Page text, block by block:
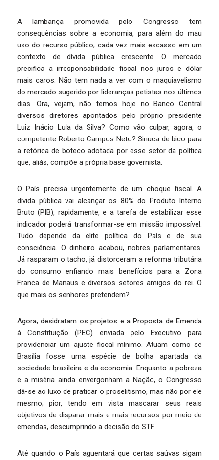
A lambança promovida pelo Congresso tem
consequências sobre a economia, para além do mau
uso do recurso público, cada vez mais escasso em um
contexto de dívida pública crescente. O mercado
precifica a irresponsabilidade fiscal nos juros e dólar
mais caros. Não tem nada a ver com o maquiavelismo
do mercado sugerido por lideranças petistas nos últimos
dias. Ora, vejam, não temos hoje no Banco Central
diversos diretores apontados pelo próprio presidente
Luiz Inácio Lula da Silva? Como vão culpar, agora, o
competente Roberto Campos Neto? Sinuca de bico para
a retórica de boteco adotada por esse setor da política
que, aliás, compõe a própria base governista.
O País precisa urgentemente de um choque fiscal. A
dívida pública vai alcançar os 80% do Produto Interno
Bruto (PIB), rapidamente, e a tarefa de estabilizar esse
indicador poderá transformar-se em missão impossível.
Tudo depende da elite política do País e de sua
consciência. O dinheiro acabou, nobres parlamentares.
Já rasparam o tacho, já distorceram a reforma tributária
do consumo enfiando mais benefícios para a Zona
Franca de Manaus e diversos setores amigos do rei. O
que mais os senhores pretendem?
Agora, desidratam os projetos e a Proposta de Emenda
à Constituição (PEC) enviada pelo Executivo para
providenciar um ajuste fiscal mínimo. Atuam como se
Brasília fosse uma espécie de bolha apartada da
sociedade brasileira e da economia. Enquanto a pobreza
e a miséria ainda envergonham a Nação, o Congresso
dá-se ao luxo de praticar o proselitismo, mas não por ele
mesmo; pior, tendo em vista mascarar seus reais
objetivos de disparar mais e mais recursos por meio de
emendas, descumprindo a decisão do STF.
Até quando o País aguentará que certas saúvas sigam